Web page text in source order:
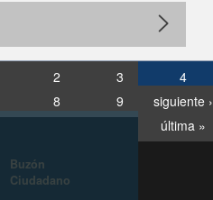
2 3
4
8 9
siguiente ›
última »